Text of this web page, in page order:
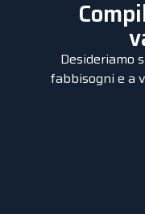
Desideriamo
fabbisogni e a